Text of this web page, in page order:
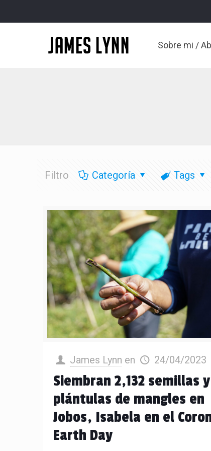
Sobre mi /
Filtro Categoría Tags
James Lynn en 24/04/2023
Siembran 2,132 semillas y
plántulas de mangles en
Jobos, Isabela en el
Earth Day